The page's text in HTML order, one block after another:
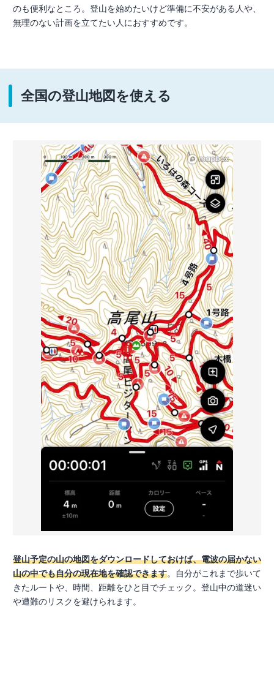
のも便利なところ。登山を始めたいけど準備に不安がある人や、
無理のない計画を立てたい人におすすめです。
全国の登山地図を使える
登山予定の山の地図をダウンロードしておけば、電波の届かない
山の中でも自分の現在地を確認できます。自分がこれまで歩いて
きたルートや、時間、距離をひと目でチェック。登山中の道迷い
や遭難のリスクを避けられます。